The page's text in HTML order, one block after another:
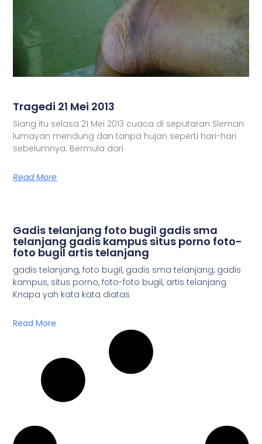
Tragedi 21 Mei 2013
Siang itu selasa 21 Mei 2013 cuaca di seputaran Sleman
lumayan mendung dan tanpa hujan seperti hari-hari
sebelumnya. Bermula dari
Read More
Gadis telanjang foto bugil gadis sma
telanjang gadis kampus situs porno foto-
foto bugil artis telanjang
gadis telanjang, foto bugil, gadis sma telanjang, gadis
kampus, situs porno, foto-foto bugil, artis telanjang
Knapa yah kata kata diatas
Read More